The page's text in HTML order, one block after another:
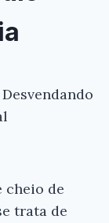
cheio de
trata de